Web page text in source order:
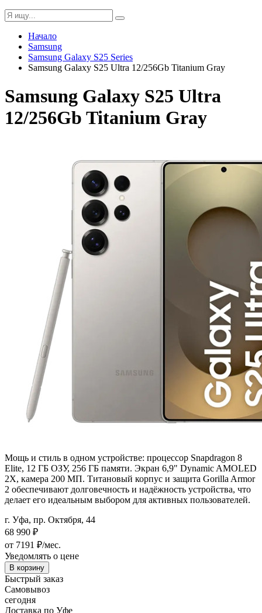
Начало
Samsung
Samsung Galaxy S25 Series
Samsung Galaxy S25 Ultra 12/256Gb Titanium Gray
Samsung Galaxy S25 Ultra
12/256Gb Titanium Gray
Мощь и стиль в одном устройстве: процессор Snapdragon 8
Elite, 12 ГБ ОЗУ, 256 ГБ памяти. Экран 6,9" Dynamic AMOLED
2X, камера 200 МП. Титановый корпус и защита Gorilla Armor
2 обеспечивают долговечность и надёжность устройства, что
делает его идеальным выбором для активных пользователей.
г. Уфа, пр. Октября, 44
68 990 ₽
от 7191 ₽/мес.
Уведомлять о цене
В корзину
Быстрый заказ
Самовывоз
сегодня
Доставка по Уфе